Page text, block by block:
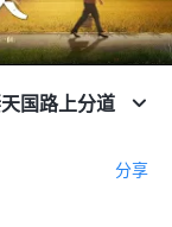
国路上分道
分享